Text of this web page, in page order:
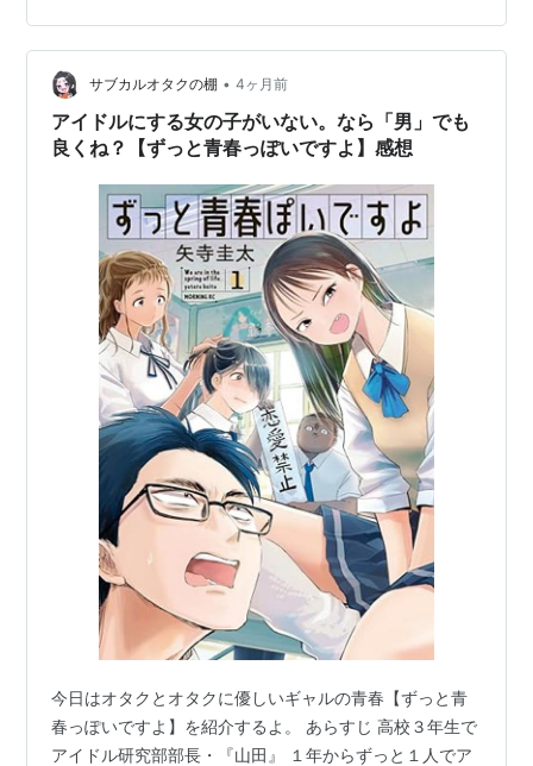
による掛け合いが面白くて、かなり笑えた。 デフォルメ
が可愛い。 不動産をテーマにしてるだけあって割と踏み
込んだ知識も紹介されてる。 各惑星の不動産事情と個性
的な物件を楽しめた。 そして…
サブカルオタクの棚 • 4ヶ月前
アイドルにする女の子がいない。なら「男」でも
良くね？【ずっと青春っぽいですよ】感想
今日はオタクとオタクに優しいギャルの青春【ずっと青
春っぽいですよ】を紹介するよ。 あらすじ 高校３年生で
アイドル研究部部長・『山田』 １年からずっと１人でア